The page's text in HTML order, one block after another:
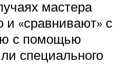
мастера
«сравнивают» с
с помощью
специального